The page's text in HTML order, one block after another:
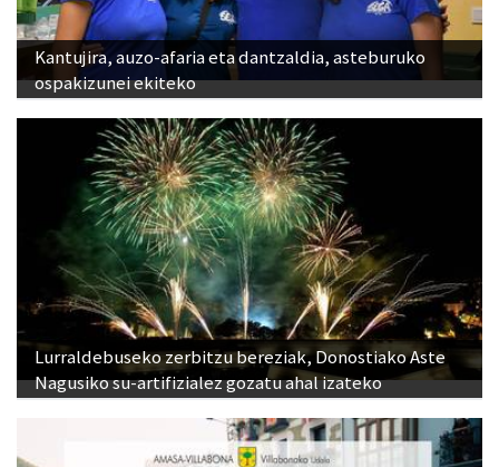
Kantujira, auzo-afaria eta dantzaldia, asteburuko
ospakizunei ekiteko
Lurraldebuseko zerbitzu bereziak, Donostiako Aste
Nagusiko su-artifizialez gozatu ahal izateko